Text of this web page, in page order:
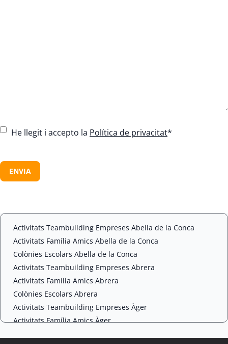
C
s
e
*
He llegit i accepto la Política de privacitat*
A
P
H
Activitats Teambuilding Empreses Abella de la Conca
Activitats Família Amics Abella de la Conca
Colònies Escolars Abella de la Conca
Activitats Teambuilding Empreses Abrera
Activitats Família Amics Abrera
Colònies Escolars Abrera
Activitats Teambuilding Empreses Àger
Activitats Família Amics Àger